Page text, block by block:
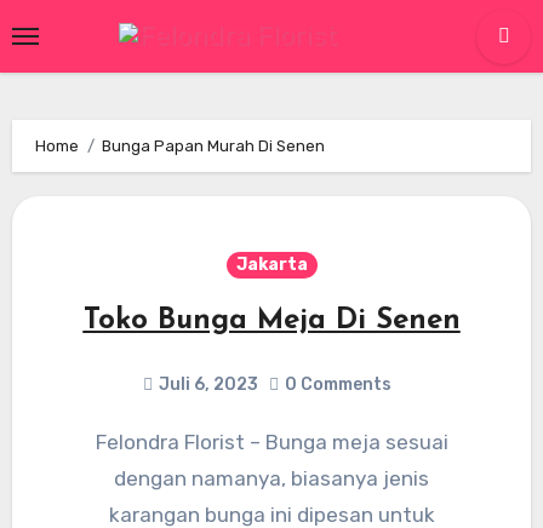
to
Home Bunga Papan Murah Di Senen
Jakarta
Toko Bunga Meja Di Senen
Juli 6, 2023 0 Comments
Felondra Florist – Bunga meja sesuai
dengan namanya, biasanya jenis
karangan bunga ini dipesan untuk